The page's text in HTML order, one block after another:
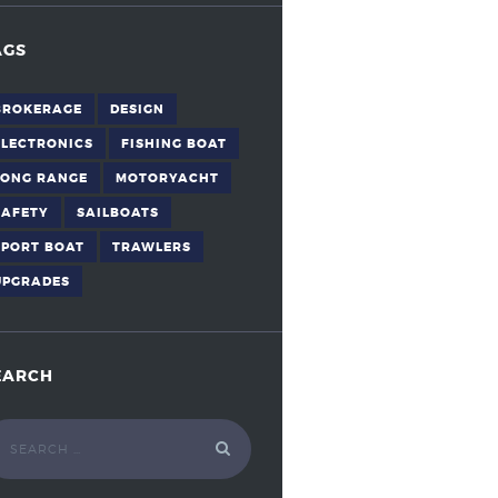
DESIGN
FISHING BOAT
RANGE MOTORYACHT
SAILBOATS
BOAT TRAWLERS